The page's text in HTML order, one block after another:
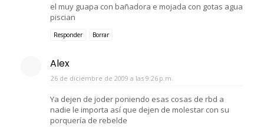
el muy guapa con bañadora e mojada con gotas agua
piscian
Responder Borrar
Alex
26 de diciembre de 2009 a las 9:26 p.m.
Ya dejen de joder poniendo esas cosas de rbd a
nadie le importa así que dejen de molestar con su
porquería de rebelde